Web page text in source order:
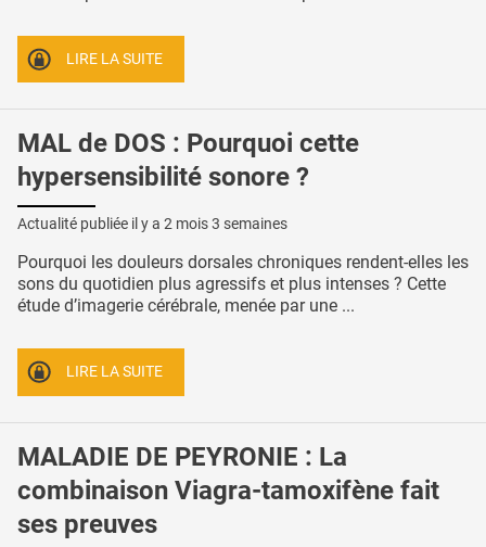
LIRE LA SUITE
MAL de DOS : Pourquoi cette
hypersensibilité sonore ?
Actualité publiée il y a 2 mois 3 semaines
Pourquoi les douleurs dorsales chroniques rendent-elles les
sons du quotidien plus agressifs et plus intenses ? Cette
étude d’imagerie cérébrale, menée par une ...
LIRE LA SUITE
MALADIE DE PEYRONIE : La
combinaison Viagra-tamoxifène fait
ses preuves